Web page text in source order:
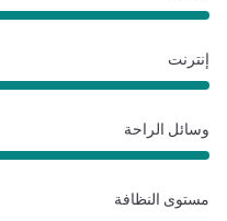
إنترنت
وسائل الراحة
مستوى النظافة